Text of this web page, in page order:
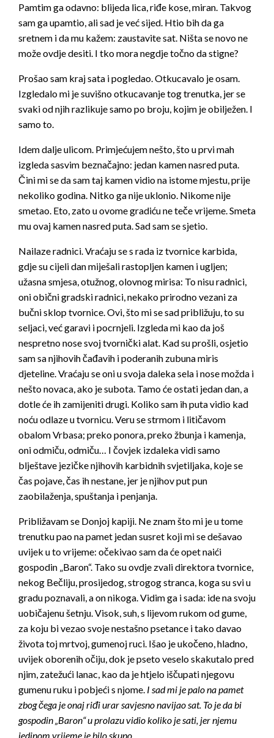
Pamtim ga odavno: blijeda lica, riđe kose, miran. Takvog
sam ga upamtio, ali sad je već sijed. Htio bih da ga
sretnem i da mu kažem: zaustavite sat. Ništa se novo ne
može ovdje de­siti. I tko mora negdje točno da stigne?
Prošao sam kraj sata i pogledao. Otkucavalo je osam.
Izgledalo mi je suvišno otkucavanje tog trenutka, jer se
svaki od njih razlikuje samo po broju, kojim je obilježen. I
samo to.
Idem dalje ulicom. Primjećujem nešto, što u prvi mah
izgleda sa­svim beznačajno: jedan kamen nasred puta.
Čini mi se da sam taj ka­men vidio na istome mjestu, prije
nekoliko godina. Nitko ga nije uklo­nio. Nikome nije
smetao. Eto, zato u ovome gradiću ne teče vrijeme. Smeta
mu ovaj kamen nasred puta. Sad sam se sjetio.
Nailaze radnici. Vraćaju se s rada iz tvornice karbida,
gdje su cijeli dan miješali rastopljen kamen i ugljen;
užasna smjesa, otužnog, olovnog mirisa: To nisu radnici,
oni obični gradski radnici, nekako prirodno ve­zani za
bučni sklop tvornice. Ovi, što mi se sad približuju, to su
seljaci, već garavi i pocrnjeli. Izgleda mi kao da još
nespretno nose svoj tvor­nički alat. Kad su prošli, osjetio
sam sa njihovih čađavih i poderanih zubuna miris
djeteline. Vraćaju se oni u svoja daleka sela i nose mo­žda i
nešto novaca, ako je subota. Tamo će ostati jedan dan, a
dotle će ih zamijeniti drugi. Koliko sam ih puta vidio kad
noću odlaze u tvor­nicu. Veru se strmom i litičavom
obalom Vrbasa; preko ponora, preko žbunja i kamenja,
oni odmiču, odmiču… I čovjek izdaleka vidi samo
blještave jezičke njihovih karbidnih svjetiljaka, koje se
čas pojave, čas ih nestane, jer je njihov put pun
zaobilaženja, spuštanja i penjanja.
Približavam se Donjoj kapiji. Ne znam što mi je u tome
trenutku pao na pamet jedan susret koji mi se dešavao
uvijek u to vrijeme: oče­kivao sam da će opet naići
gospodin „Baron“. Tako su ovdje zvali di­rektora tvornice,
nekog Bečliju, prosijedog, strogog stranca, koga su svi u
gradu poznavali, a on nikoga. Vidim ga i sada: ide na svoju
uobi­čajenu šetnju. Visok, suh, s lijevom rukom od gume,
za koju bi vezao svoje nestašno psetance i tako davao
života toj mrtvoj, gumenoj ruci. Išao je ukočeno, hladno,
uvijek oborenih očiju, dok je pseto veselo skakutalo pred
njim, zatežući lanac, kao da je htjelo iščupati njegovu
gumenu ruku i pobjeći s njome. I sad mi je palo na pamet
zbog čega je onaj riđi urar savjesno navijao sat. To je da bi
gospodin „Baron“ u prolazu vidio koliko je sati, jer njemu
jedinom vrijeme je bilo skupo.